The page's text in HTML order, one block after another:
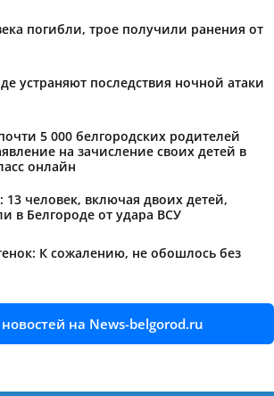
погибли, трое получили ранения от
устраняют последствия ночной атаки
5 000 белгородских родителей
на зачисление своих детей в
онлайн
13 человек, включая двоих детей,
в Белгороде от удара ВСУ
К сожалению, не обошлось без
на News-belgorod.ru